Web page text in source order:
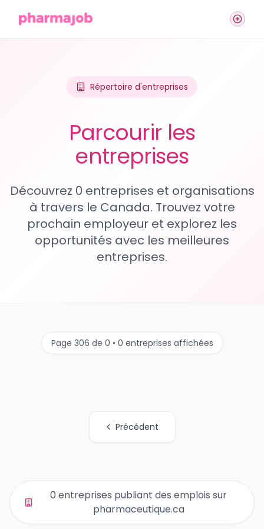
Répertoire d'entreprises
Parcourir les
entreprises
Découvrez 0 entreprises et organisations
à travers le Canada. Trouvez votre
prochain employeur et explorez les
opportunités avec les meilleures
entreprises.
Page 306 de 0 • 0 entreprises affichées
Précédent
0 entreprises publiant des emplois sur
pharmaceutique.ca